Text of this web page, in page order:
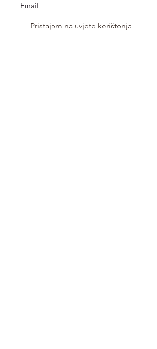
Pristajem na uvjete korištenja